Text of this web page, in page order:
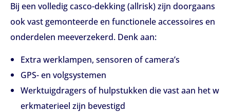
Bij een volledig casco-dekking (allrisk) zijn doorgaans
ook vast gemonteerde en functionele accessoires en
onderdelen meeverzekerd. Denk aan:
Extra werklampen, sensoren of camera’s
GPS- en volgsystemen
Werktuigdragers of hulpstukken die vast aan het w
erkmaterieel zijn bevestigd